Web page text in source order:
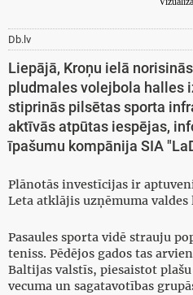
Db.lv
Liepājā, Kroņu ielā
pludmales volejbola halles
stiprinās pilsētas sporta
aktīvās atpūtas iespējas,
īpašumu kompānija SIA
Plānotās investīcijas ir
Leta atklājis uzņēmuma
Pasaules sporta vidē strauju
teniss. Pēdējos gados tas
Baltijas valstīs, piesaistot
vecuma un sagatavotības